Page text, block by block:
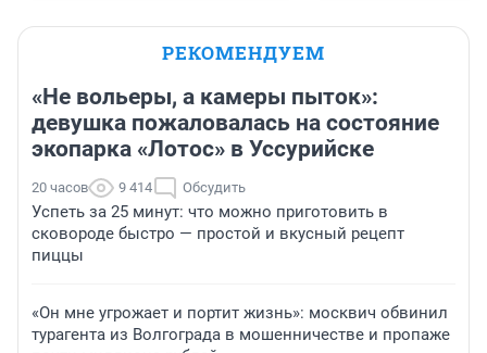
РЕКОМЕНДУЕМ
«Не вольеры, а камеры пыток»:
девушка пожаловалась на состояние
экопарка «Лотос» в Уссурийске
20 часов 9 414 Обсудить
Успеть за 25 минут: что можно приготовить в
сковороде быстро — простой и вкусный рецепт
пиццы
«Он мне угрожает и портит жизнь»: москвич обвинил
турагента из Волгограда в мошенничестве и пропаже